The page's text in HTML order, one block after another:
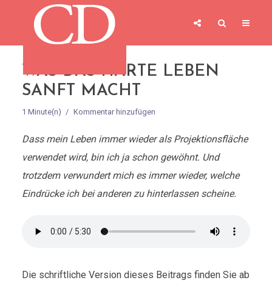
WAS DAS HARTE LEBEN
SANFT MACHT
1 Minute(n) Kommentar hinzufügen
Dass mein Leben immer wieder als Projektionsfläche
verwendet wird, bin ich ja schon gewöhnt. Und
trotzdem verwundert mich es immer wieder, welche
Eindrücke ich bei anderen zu hinterlassen scheine.
Die schriftliche Version dieses Beitrags finden Sie ab